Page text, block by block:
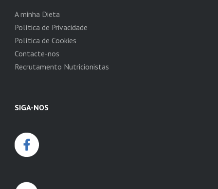
A minha Dieta
Política de Privacidade
Política de Cookies
Contacte-nos
Recrutamento Nutricionistas
SIGA-NOS